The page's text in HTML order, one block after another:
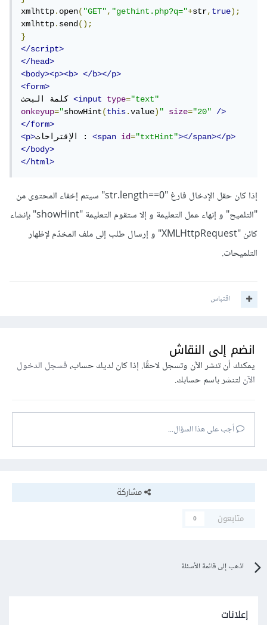
xmlhttp.open("GET","gethint.php?q="+str,true);
xmlhttp.send();
}
</script>
</head>
<body><p><b>
</b></p>
<form>
كلمة البحث <input type="text"
onkeyup="showHint(this.value)" size="20"
/>
</form>
<p>
الإقتراحات : <span id="txtHint"></span></p>
</body>
</html>
إذا كان حقل الإدخال فارغ "str.length==0" سيتم إخفاء المحتوى من
"التلميح" و إنهاء عمل التعليمة و إلا ستقوم التعليمة "showHint" بإنشاء
كائن "XMLHttpRequest" و إرسال طلب إلى ملف المخدّم لإظهار
التلميحات.
اقتباس
انضم إلى النقاش
يمكنك أن تنشر الآن وتسجل لاحقًا. إذا كان لديك حساب،فسجل الدخول
الآنلتنشر باسم حسابك.
أجب على هذا السؤال...
مشاركة
متابعون
0
اذهب إلى قائمة الأسئلة
إعلانات